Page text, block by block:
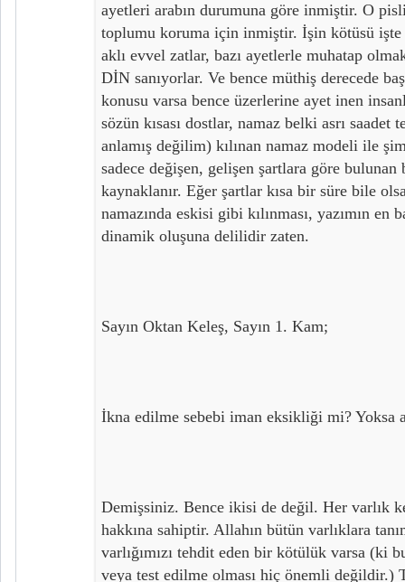
ayetleri arabın durumuna göre inmiştir. O
toplumu koruma için inmiştir. İşin kötüsü işte
aklı evvel zatlar, bazı ayetlerle muhatap
DİN sanıyorlar. Ve bence müthiş derecede
konusu varsa bence üzerlerine ayet inen
sözün kısası dostlar, namaz belki asrı saadet
anlamış değilim) kılınan namaz modeli ile
sadece değişen, gelişen şartlara göre bulunan
kaynaklanır. Eğer şartlar kısa bir süre bile
namazında eskisi gibi kılınması, yazımın en
dinamik oluşuna delilidir zaten.
Sayın Oktan Keleş, Sayın 1. Kam;
İkna edilme sebebi iman eksikliği mi? Yoksa
Demişsiniz. Bence ikisi de değil. Her varlık
hakkına sahiptir. Allahın bütün varlıklara
varlığımızı tehdit eden bir kötülük varsa (ki
veya test edilme olması hiç önemli değildir.)